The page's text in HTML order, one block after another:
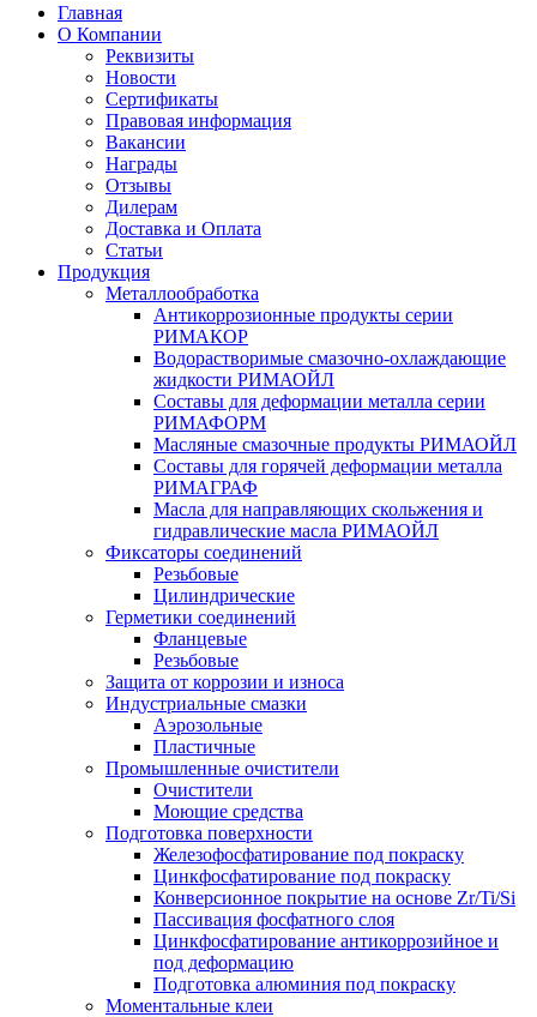
Главная
О Компании
Реквизиты
Новости
Сертификаты
Правовая информация
Вакансии
Награды
Отзывы
Дилерам
Доставка и Оплата
Статьи
Продукция
Металлообработка
Антикоррозионные продукты серии
РИМАКОР
Водорастворимые смазочно-охлаждающие
жидкости РИМАОЙЛ
Составы для деформации металла серии
РИМАФОРМ
Масляные смазочные продукты РИМАОЙЛ
Составы для горячей деформации металла
РИМАГРАФ
Масла для направляющих скольжения и
гидравлические масла РИМАОЙЛ
Фиксаторы соединений
Резьбовые
Цилиндрические
Герметики соединений
Фланцевые
Резьбовые
Защита от коррозии и износа
Индустриальные смазки
Аэрозольные
Пластичные
Промышленные очистители
Очистители
Моющие средства
Подготовка поверхности
Железофосфатирование под покраску
Цинкфосфатирование под покраску
Конверсионное покрытие на основе Zr/Ti/Si
Пассивация фосфатного слоя
Цинкфосфатирование антикоррозийное и
под деформацию
Подготовка алюминия под покраску
Моментальные клеи